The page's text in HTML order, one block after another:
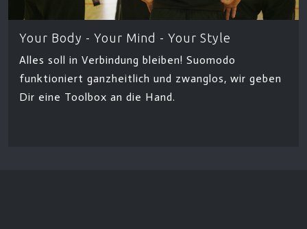
Your Body - Your Mind - Your Style
Alles soll in Verbindung bleiben! Suomodo
funktioniert ganzheitlich und zwanglos, wir geben
Dir eine Toolbox an die Hand.